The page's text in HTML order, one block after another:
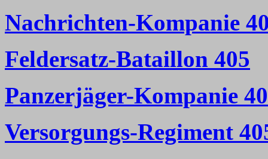
Nachrichten-Kompanie
Feldersatz-Bataillon 405
Panzerjäger-Kompanie
Versorgungs-Regiment